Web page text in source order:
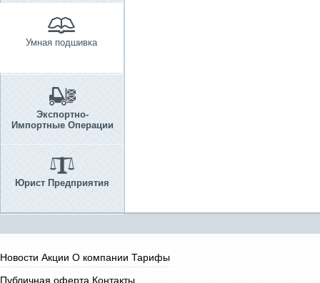
Умная подшивка
Экспортно-
Импортные Операции
Юрист Предприятия
Новости Акции О компании Тарифы
Публичная оферта Контакты